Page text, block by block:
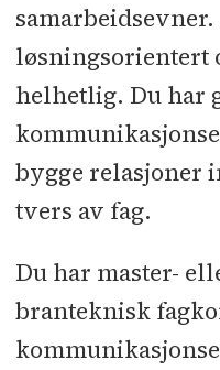
løsningsorientert
helhetlig. Du har
bygge relasjoner
tvers av fag.
Du har master-
branteknisk